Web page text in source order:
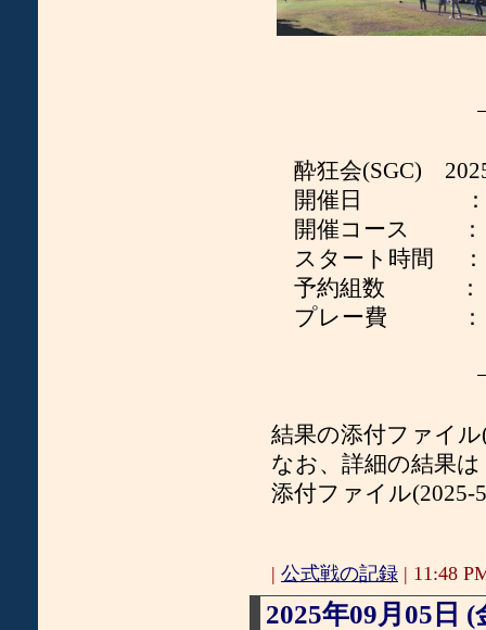
−−
酔狂会(SGC)
開催日 ：
開催コース ：
スタート時間 ：
予約組数 ：
プレー費 ：
−− 以
結果の添付ファイル
なお、詳細の結果は
添付ファイル(2025-
| 公式戦の記録 | 11:48
2025年09月05日 (